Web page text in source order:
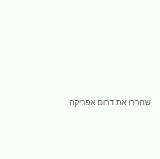
שחררו את דרום אפריקה